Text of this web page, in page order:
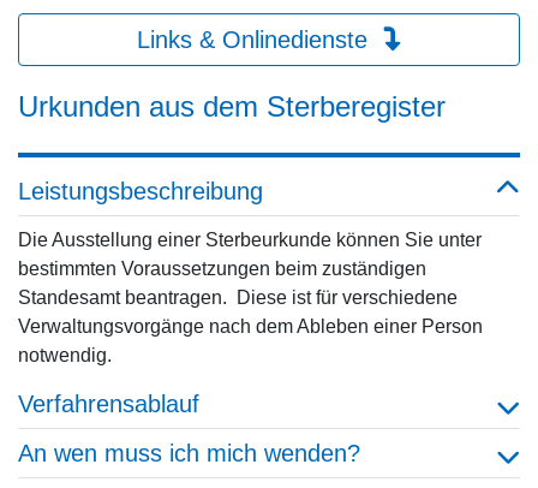
Links & Onlinedienste
Urkunden aus dem Sterberegister
Leistungsbeschreibung
Die Ausstellung einer Sterbeurkunde können Sie unter
bestimmten Voraussetzungen beim zuständigen
Standesamt beantragen. Diese ist für verschiedene
Verwaltungsvorgänge nach dem Ableben einer Person
notwendig.
Verfahrensablauf
An wen muss ich mich wenden?